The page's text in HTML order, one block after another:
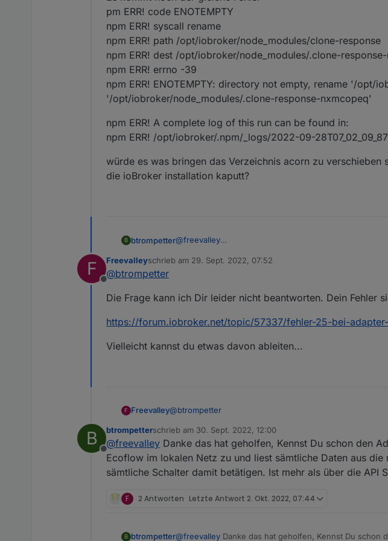
pm ERR! code ENOTEMPTY
npm ERR! syscall rename
npm ERR! path /opt/iobroker/node_modules/clone-response
npm ERR! dest /opt/iobroker/node_modules/.clone-
npm ERR! errno -39
npm ERR! ENOTEMPTY: directory not empty, rename '/opt/
'/opt/iobroker/node_modules/.clone-response-nxmcopeq'
npm ERR! A complete log of this run can be found in:
npm ERR! /opt/iobroker/.npm/_logs/2022-09-
würde es was bringen das Verzeichnis acorn zu
die ioBroker installation kaputt?
B btrompetter@freevalley
pm ERR! code ENOTEMPTY
npm ERR! dest /opt/iobroker/node_modules/.clone-
npm ERR! ENOTEMPTY: directory not empty, rename
npm ERR! A complete log of this run can be found in:
die ioBroker installation kaputt?
F
Offline
Freevalleyschrieb am 29. Sept. 2022, 07:52
zuletzt editiert von
@btrompetter
Die Frage kann ich Dir leider nicht beantworten. Dein Fehler
https://forum.iobroker.net/topic/57337/fehler-25-bei-
Vielleicht kannst du etwas davon ableiten...
F Freevalley@btrompetter
Die Frage kann ich Dir leider nicht beantworten. Dein
https://forum.iobroker.net/topic/57337/fehler-25-bei-
Vielleicht kannst du etwas davon ableiten...
B
Offline
btrompetterschrieb am 30. Sept. 2022, 12:00
zuletzt editiert von
@freevalley Danke das hat geholfen, Kennst Du schon den
Ecoflow im lokalen Netz zu und liest sämtliche Daten aus
sämtliche Schalter damit betätigen. Ist mehr als über die API
F 2 Antworten Letzte Antwort 2. Okt. 2022, 07:44
B btrompetter@freevalley Danke das hat geholfen, Kennst Du schon